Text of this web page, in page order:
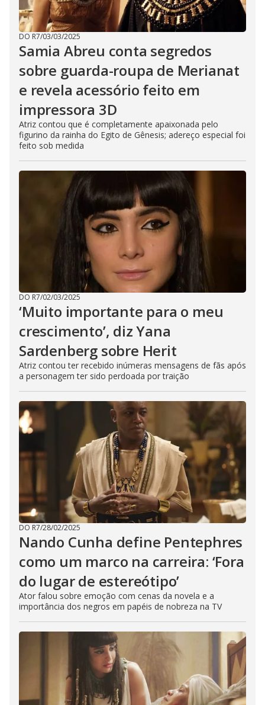
DO R7/03/03/2025
Samia Abreu conta segredos
sobre guarda-roupa de Merianat
e revela acessório feito em
impressora 3D
Atriz contou que é completamente apaixonada pelo
figurino da rainha do Egito de Gênesis; adereço especial foi
feito sob medida
DO R7/02/03/2025
‘Muito importante para o meu
crescimento’, diz Yana
Sardenberg sobre Herit
Atriz contou ter recebido inúmeras mensagens de fãs após
a personagem ter sido perdoada por traição
DO R7/28/02/2025
Nando Cunha define Pentephres
como um marco na carreira: ‘Fora
do lugar de estereótipo’
Ator falou sobre emoção com cenas da novela e a
importância dos negros em papéis de nobreza na TV